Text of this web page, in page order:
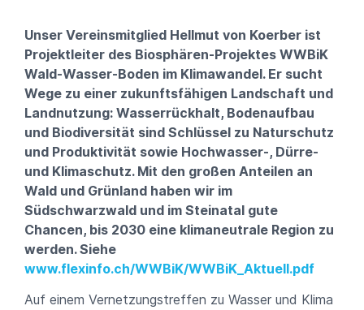
Unser Vereinsmitglied Hellmut von Koerber ist
Projektleiter des Biosphären-Projektes WWBiK
Wald-Wasser-Boden im Klimawandel. Er sucht
Wege zu einer zukunftsfähigen Landschaft und
Landnutzung: Wasserrückhalt, Bodenaufbau
und Biodiversität sind Schlüssel zu Naturschutz
und Produktivität sowie Hochwasser‐, Dürre‐
und Klimaschutz. Mit den großen Anteilen an
Wald und Grünland haben wir im
Südschwarzwald und im Steinatal gute
Chancen, bis 2030 eine klimaneutrale Region zu
werden. Siehe
www.flexinfo.ch/WWBiK/WWBiK_Aktuell.pdf
Auf einem Vernetzungstreffen zu Wasser und Klima